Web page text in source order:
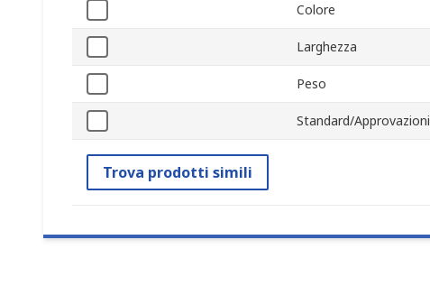
Colore
Larghezza
Peso
Standard/Approvazioni
Trova prodotti simili